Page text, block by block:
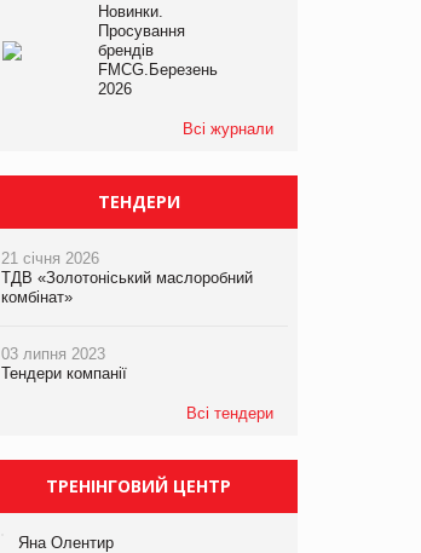
виробництва
компанії «УкраМарин»
Новинки.
Просування
брендів
FMCG.Березень
2026
Всі журнали
ТЕНДЕРИ
21 січня 2026
ТДВ «Золотоніський маслоробний
комбінат»
03 липня 2023
Тендери компанії
Всі тендери
ТРЕНІНГОВИЙ ЦЕНТР
Яна Олентир